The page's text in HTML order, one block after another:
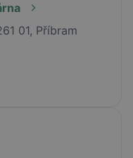
01, Příbram